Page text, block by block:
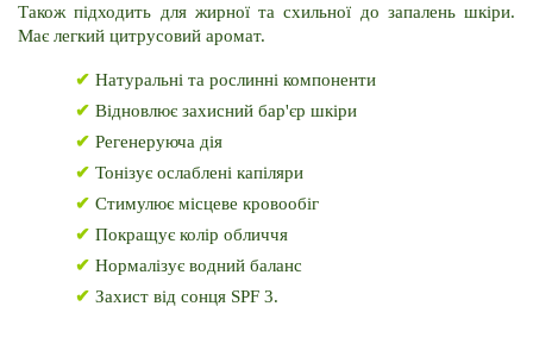
Також підходить для жирної та схильної до запалень шкіри.
Має легкий цитрусовий аромат.
✔ Натуральні та рослинні компоненти
✔ Відновлює захисний бар'єр шкіри
✔ Регенеруюча дія
✔ Тонізує ослаблені капіляри
✔ Стимулює місцеве кровообіг
✔ Покращує колір обличчя
✔ Нормалізує водний баланс
✔ Захист від сонця SPF 3.